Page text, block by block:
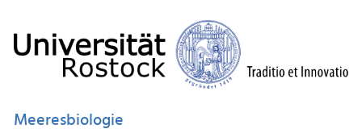
Meeresbiologie